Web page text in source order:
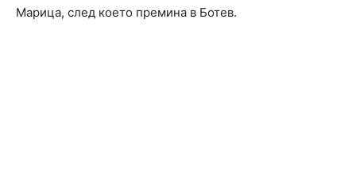
Марица, след което премина в Ботев.